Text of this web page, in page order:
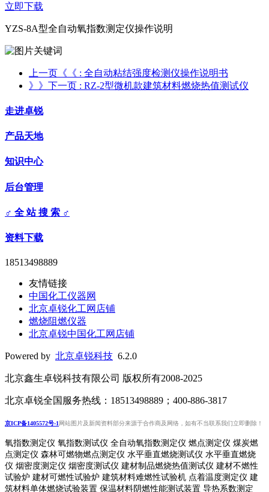
立即下载
YZS-8A型全自动氧指数测定仪操作说明
上一页《《 : 全自动粘结强度检测仪操作说明书
》》下一页 : RZ-2型微机款建筑材料燃烧热值测试仪
走进卓锐
产品天地
知识中心
后台管理
♂ 全 站 搜 索 ♂
资料下载
18513498889
友情链接
中国化工仪器网
北京卓锐化工网店铺
燃烧阻燃仪器
北京卓锐中国化工网店铺
Powered by 北京卓锐科技 6.2.0
北京鑫生卓锐科技有限公司 版权所有2008-2025
北京卓锐全国服务热线：18513498889；400-886-3817
京ICP备1405572号-1网站图片及新闻资料部分来源于合作商及网络，如有不当联系我们立即删除！
氧指数测定仪 氧指数测试仪 全自动氧指数测定仪 燃点测定仪 煤炭燃
点测定仪 森林可燃物燃点测定仪 水平垂直燃烧测试仪 水平垂直燃烧
仪 烟密度测定仪 烟密度测试仪 建材制品燃烧热值测试仪 建材不燃性
试验炉 建材可燃性试验炉 建筑材料难燃性试验机 点着温度测定仪 建
筑材料单体燃烧试验装置 保温材料阴燃性能测试装置 导热系数测定